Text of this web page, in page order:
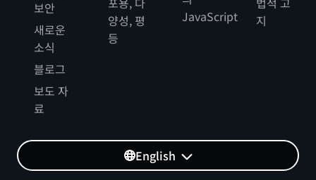
보안
새로운
소식
블로그
보도 자
료
양성, 평
등
JavaScript
지
English